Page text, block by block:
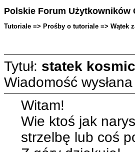
Polskie Forum Użytkowników
Tutoriale => Prośby o tutoriale => Wątek
Tytuł: statek
Wiadomość
Witam!
Wie ktoś jak
strzelbę lub coś